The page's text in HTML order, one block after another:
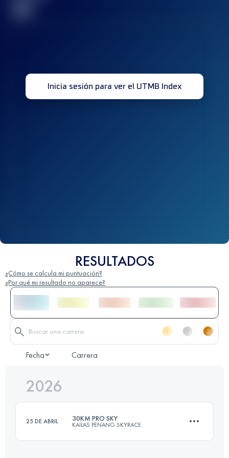
Inicia sesión para ver el UTMB Index
RESULTADOS
¿Cómo se calcula mi puntuación?
¿Por qué mi resultado no aparece?
Fecha Carrera
2026
25 DE ABRIL 30KM PRO SKY
KAILAS PENANG SKYRACE